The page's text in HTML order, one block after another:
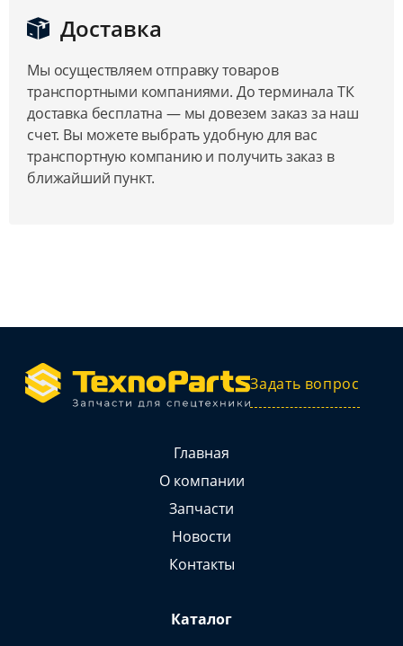
Доставка
Мы осуществляем отправку товаров
транспортными компаниями. До терминала ТК
доставка бесплатна — мы довезем заказ за наш
счет. Вы можете выбрать удобную для вас
транспортную компанию и получить заказ в
ближайший пункт.
Задать вопрос
Главная
О компании
Запчасти
Новости
Контакты
Каталог